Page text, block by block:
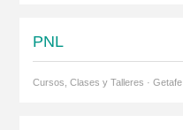
PNL
Cursos, Clases y Talleres · Getafe